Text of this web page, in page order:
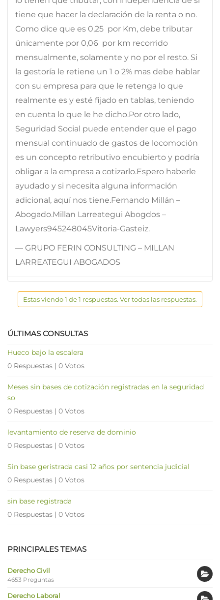
tiene que hacer la declaración de la renta o no.
Como dice que es 0,25  por Km, debe tributar
únicamente por 0,06  por km recorrido
mensualmente, solamente y no por el resto. Si
la gestoría le retiene un 1 o 2% mas debe hablar
con su empresa para que le retenga lo que
realmente es y esté fijado en tablas, teniendo
en cuenta lo que le he dicho.Por otro lado,
Seguridad Social puede entender que el pago
mensual continuado de gastos de locomoción
es un concepto retributivo encubierto y podría
obligar a la empresa a cotizarlo.Espero haberle
ayudado y si necesita alguna información
adicional, aquí nos tiene.Fernando Millán –
Abogado.Millan Larreategui Abogdos –
Lawyers945248045Vitoria-Gasteiz.
— GRUPO FERIN CONSULTING – MILLAN
LARREATEGUI ABOGADOS
Estas viendo 1 de 1 respuestas. Ver todas las respuestas.
ÚLTIMAS CONSULTAS
Hueco bajo la escalera
0 Respuestas | 0 Votos
Meses sin bases de cotización registradas en la seguridad
so
0 Respuestas | 0 Votos
levantamiento de reserva de dominio
0 Respuestas | 0 Votos
Sin base geristrada casi 12 años por sentencia judicial
0 Respuestas | 0 Votos
sin base registrada
0 Respuestas | 0 Votos
PRINCIPALES TEMAS
Derecho Civil
4653 Preguntas
Derecho Laboral